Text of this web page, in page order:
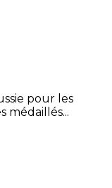
pour les
médaillés...